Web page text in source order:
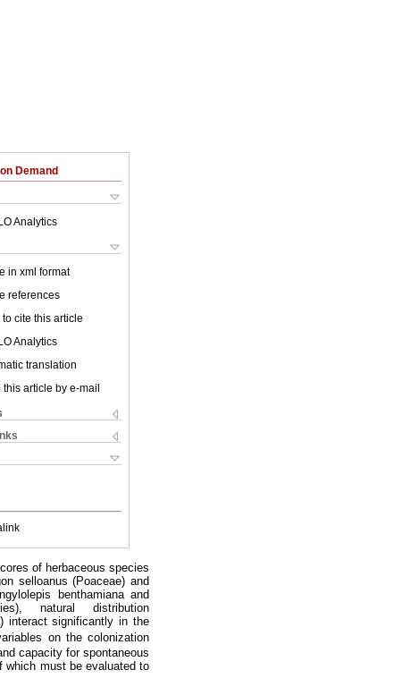
Demand
Analytics
in xml format
references
to cite this article
Analytics
translation
this article by e-mail
of herbaceous species
selloanus (Poaceae) and
benthamiana and
natural distribution
interact significantly in the
on the colonization
capacity for spontaneous
which must be evaluated to